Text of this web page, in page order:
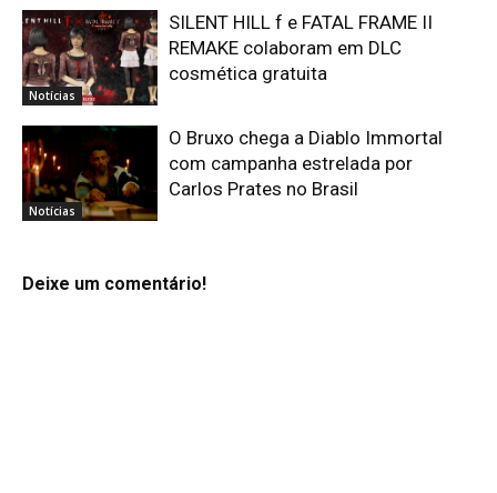
Notícias
SILENT HILL f e FATAL FRAME II
REMAKE colaboram em DLC
cosmética gratuita
Notícias
O Bruxo chega a Diablo Immortal
com campanha estrelada por
Carlos Prates no Brasil
Deixe um comentário!